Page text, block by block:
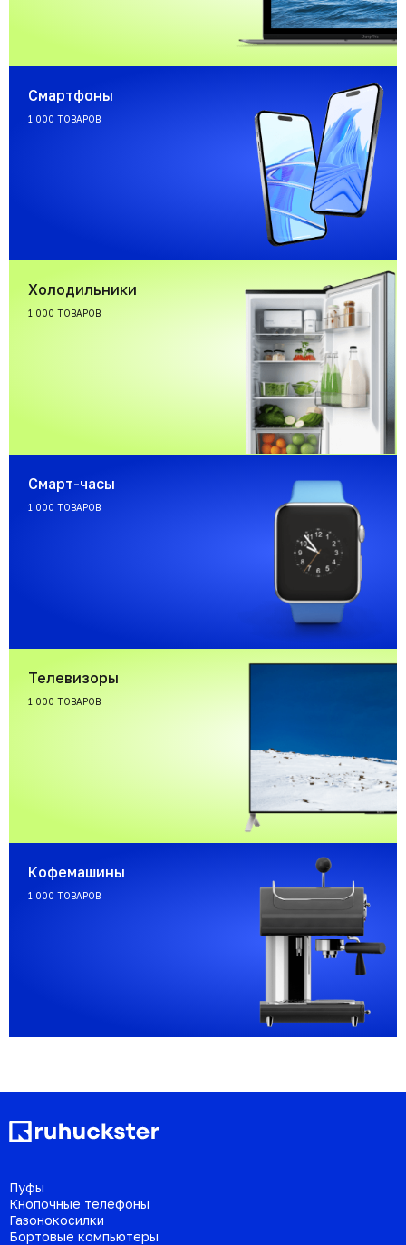
Смартфоны
1 000 ТОВАРОВ
Холодильники
1 000 ТОВАРОВ
Смарт-часы
1 000 ТОВАРОВ
Телевизоры
1 000 ТОВАРОВ
Кофемашины
1 000 ТОВАРОВ
Пуфы
Кнопочные телефоны
Газонокосилки
Бортовые компьютеры